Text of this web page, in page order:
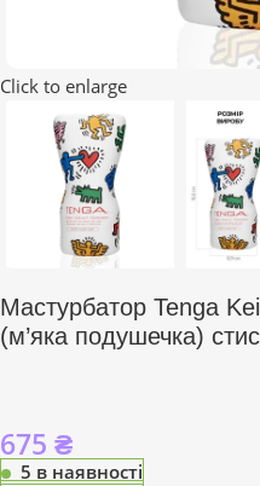
Click to enlarge
Мастурбатор Tenga
(м’яка подушечка)
675 ₴
5 в наявності